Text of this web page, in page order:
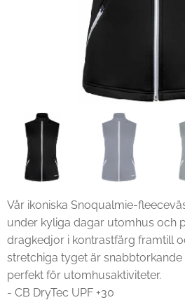
Vår ikoniska Snoqualmie-
under kyliga dagar utomhus och
dragkedjor i kontrastfärg framtill
stretchiga tyget är
perfekt för utomhusaktiviteter.
- CB DryTec UPF +30